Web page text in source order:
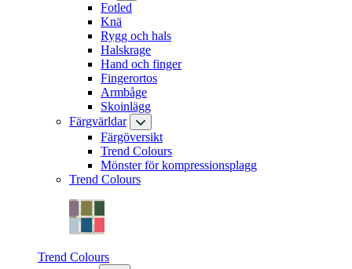
Fotled
Knä
Rygg och hals
Halskrage
Hand och finger
Fingerortos
Armbåge
Skoinlägg
Färgvärldar
Färgöversikt
Trend Colours
Mönster för kompressionsplagg
Trend Colours
Trend Colours